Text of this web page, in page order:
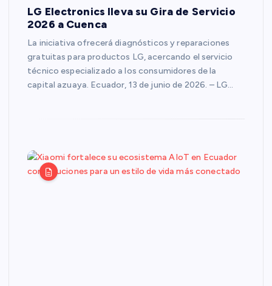
LG Electronics lleva su Gira de Servicio
2026 a Cuenca
La iniciativa ofrecerá diagnósticos y reparaciones
gratuitas para productos LG, acercando el servicio
técnico especializado a los consumidores de la
capital azuaya. Ecuador, 13 de junio de 2026. – LG…